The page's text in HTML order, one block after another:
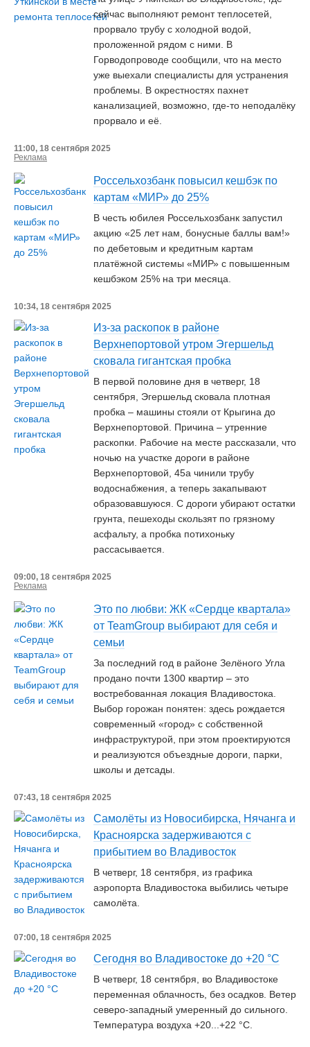
сейчас выполняют ремонт теплосетей,
прорвало трубу с холодной водой,
проложенной рядом с ними. В
Горводопроводе сообщили, что на место
уже выехали специалисты для устранения
проблемы. В окрестностях пахнет
канализацией, возможно, где-то неподалёку
прорвало и её.
11:00, 18 сентября 2025
Реклама
Россельхозбанк повысил кешбэк по
картам «МИР» до 25%
В честь юбилея Россельхозбанк запустил
акцию «25 лет нам, бонусные баллы вам!»
по дебетовым и кредитным картам
платёжной системы «МИР» с повышенным
кешбэком 25% на три месяца.
10:34, 18 сентября 2025
Из-за раскопок в районе
Верхнепортовой утром Эгершельд
сковала гигантская пробка
В первой половине дня в четверг, 18
сентября, Эгершельд сковала плотная
пробка – машины стояли от Крыгина до
Верхнепортовой. Причина – утренние
раскопки. Рабочие на месте рассказали, что
ночью на участке дороги в районе
Верхнепортовой, 45а чинили трубу
водоснабжения, а теперь закапывают
образовавшуюся. С дороги убирают остатки
грунта, пешеходы скользят по грязному
асфальту, а пробка потихоньку
рассасывается.
09:00, 18 сентября 2025
Реклама
Это по любви: ЖК «Сердце квартала»
от TeamGroup выбирают для себя и
семьи
За последний год в районе Зелёного Угла
продано почти 1300 квартир – это
востребованная локация Владивостока.
Выбор горожан понятен: здесь рождается
современный «город» с собственной
инфраструктурой, при этом проектируются
и реализуются объездные дороги, парки,
школы и детсады.
07:43, 18 сентября 2025
Самолёты из Новосибирска, Нячанга и
Красноярска задерживаются с
прибытием во Владивосток
В четверг, 18 сентября, из графика
аэропорта Владивостока выбились четыре
самолёта.
07:00, 18 сентября 2025
Сегодня во Владивостоке до +20 °C
В четверг, 18 сентября, во Владивостоке
переменная облачность, без осадков. Ветер
северо-западный умеренный до сильного.
Температура воздуха +20...+22 °C.